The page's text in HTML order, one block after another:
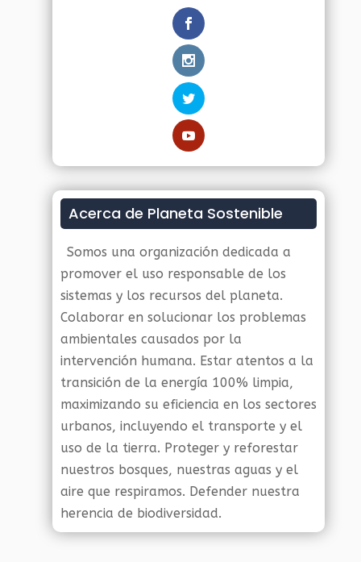
Acerca de Planeta Sostenible
Somos una organización dedicada a
promover el uso responsable de los
sistemas y los recursos del planeta.
Colaborar en solucionar los problemas
ambientales causados por la
intervención humana. Estar atentos a la
transición de la energía 100% limpia,
maximizando su eficiencia en los sectores
urbanos, incluyendo el transporte y el
uso de la tierra. Proteger y reforestar
nuestros bosques, nuestras aguas y el
aire que respiramos. Defender nuestra
herencia de biodiversidad.